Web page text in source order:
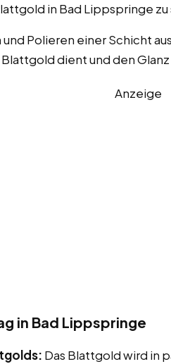
in Bad Lippspringe
Polieren einer Schicht
dient und den
Anzeige
in Bad Lippspringe
Das Blattgold wird in